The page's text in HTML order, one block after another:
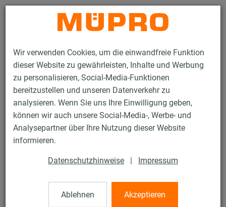
Wir verwenden Cookies, um die einwandfreie Funktion
dieser Website zu gewährleisten, Inhalte und Werbung
zu personalisieren, Social-Media-Funktionen
bereitzustellen und unseren Datenverkehr zu
analysieren. Wenn Sie uns Ihre Einwilligung geben,
können wir auch unsere Social-Media-, Werbe- und
Analysepartner über Ihre Nutzung dieser Website
informieren.
Datenschutzhinweise | Impressum
Ablehnen Akzeptieren
Kontakt
Produkte Befestigungstechnik
Dübel
Ankerstangen für Injektionsanker XV Plus
Ankerstangen für
Injektionsanker XV Plus